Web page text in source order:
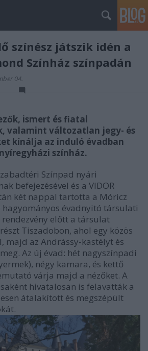
színész játszik idén a
Színház színpadán
04.
ismert és fiatal
valamint változatlan jegy- és
kínálja az induló évadban
színház.
Színpad nyári
befejezésével és a VIDOR
két nappal tartotta a Móricz
hagyományos évadnyitó társulati
rendezvény előtt a társulat
Tiszadobon, ahol egy közös
majd az Andrássy-kastélyt és
Az új évad: hét nagyszínpadi
négy kamara, és kettő
várja majd a nézőket. A
hivatalosan is felavatták a
átalakított és megszépült